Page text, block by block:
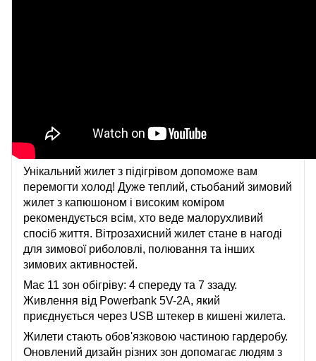
Унікальний жилет з підігрівом допоможе вам
перемогти холод! Дуже теплий, стьобаний зимовий
жилет з капюшоном і високим коміром
рекомендується всім, хто веде малорухливий
спосіб життя. Вітрозахисний жилет стане в нагоді
для зимової риболовлі, полювання та інших
зимових активностей.
Має 11 зон обігріву: 4 спереду та 7 ззаду.
Живлення від Powerbank 5V-2A, який
приєднується через USB штекер в кишені жилета.
Жилети стають обов'язковою частиною гардеробу.
Оновлений дизайн різних зон допомагає людям з